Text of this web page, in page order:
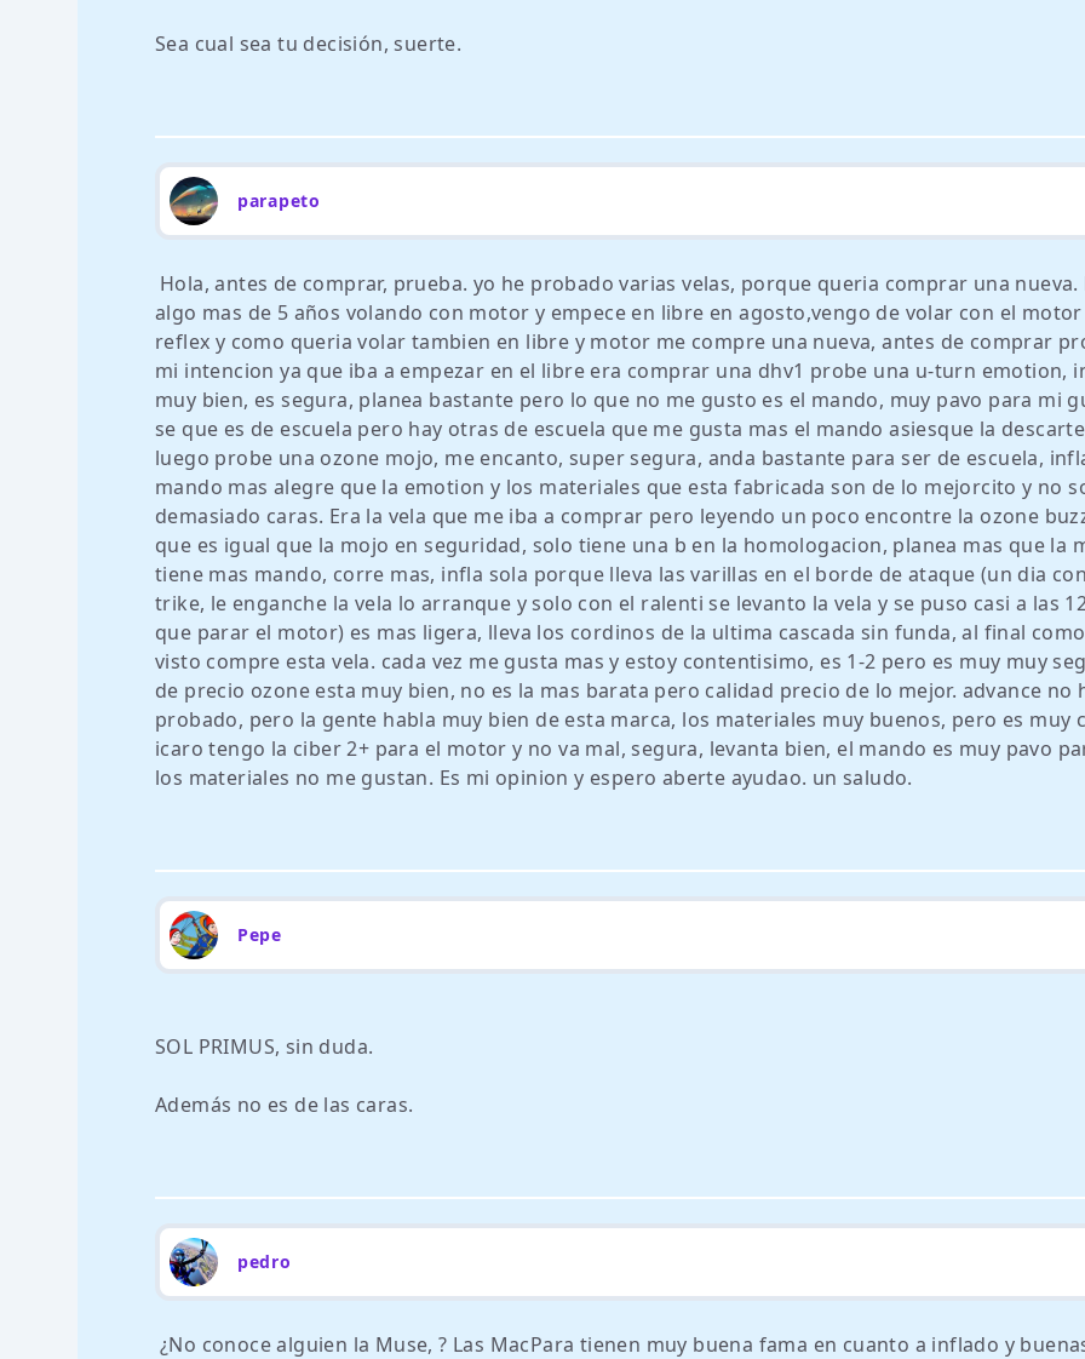
Sea cual sea tu decisión, suerte.
parapeto
Hola, antes de comprar, prueba. yo he probado varias velas, porque queria comprar una nueva.
algo mas de 5 años volando con motor y empece en libre en agosto,vengo de volar con el
reflex y como queria volar tambien en libre y motor me compre una nueva, antes de comprar
mi intencion ya que iba a empezar en el libre era comprar una dhv1 probe una u-turn emotion,
muy bien, es segura, planea bastante pero lo que no me gusto es el mando, muy pavo para mi
se que es de escuela pero hay otras de escuela que me gusta mas el mando asiesque la
luego probe una ozone mojo, me encanto, super segura, anda bastante para ser de escuela,
mando mas alegre que la emotion y los materiales que esta fabricada son de lo mejorcito y no
demasiado caras. Era la vela que me iba a comprar pero leyendo un poco encontre la ozone
que es igual que la mojo en seguridad, solo tiene una b en la homologacion, planea mas que la
tiene mas mando, corre mas, infla sola porque lleva las varillas en el borde de ataque (un dia
trike, le enganche la vela lo arranque y solo con el ralenti se levanto la vela y se puso casi a las
que parar el motor) es mas ligera, lleva los cordinos de la ultima cascada sin funda, al final
visto compre esta vela. cada vez me gusta mas y estoy contentisimo, es 1-2 pero es muy muy
de precio ozone esta muy bien, no es la mas barata pero calidad precio de lo mejor. advance no
probado, pero la gente habla muy bien de esta marca, los materiales muy buenos, pero es muy
icaro tengo la ciber 2+ para el motor y no va mal, segura, levanta bien, el mando es muy pavo
los materiales no me gustan. Es mi opinion y espero aberte ayudao. un saludo.
Pepe
SOL PRIMUS, sin duda.
Además no es de las caras.
pedro
¿No conoce alguien la Muse, ? Las MacPara tienen muy buena fama en cuanto a inflado y